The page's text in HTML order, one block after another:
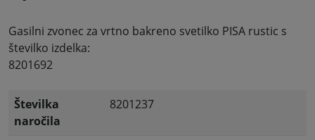
Gasilni zvonec za vrtno bakreno svetilko PISA rustic s
številko izdelka:
8201692
Številka
naročila
8201237